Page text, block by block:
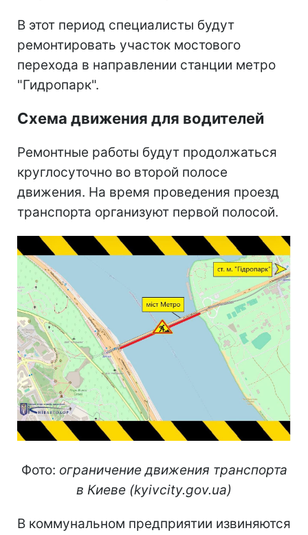
В этот период специалисты будут
ремонтировать участок мостового
перехода в направлении станции метро
"Гидропарк".
Схема движения для водителей
Ремонтные работы будут продолжаться
круглосуточно во второй полосе
движения. На время проведения проезд
транспорта организуют первой полосой.
Фото: ограничение движения транспорта
в Киеве (kyivcity.gov.ua)
В коммунальном предприятии извиняются